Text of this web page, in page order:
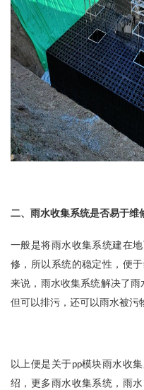
二、雨水收集系统是否易于维
一般是将雨水收集系统建在
修，所以系统的稳定性，便
来说，雨水收集系统解决了
但可以排污，还可以雨水被污
以上便是关于pp模块雨水收
绍，更多雨水收集系统，雨